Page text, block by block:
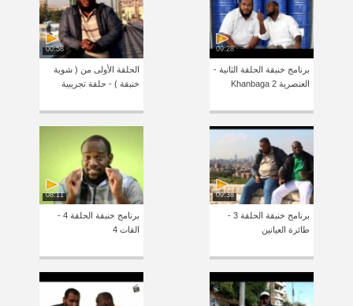
09:28
برنامج خنبقة الحلقة الثانية -
العنصرية Khanbaga 2
00:58
الحلقة الأولى من ( شوية
خنبقة ) - حلقة تجريبية
09:38
برنامج خنبقة الحلقة 3 -
طائرة العيانين
08:11
برنامج خنبقة الحلقة 4 -
القات 4